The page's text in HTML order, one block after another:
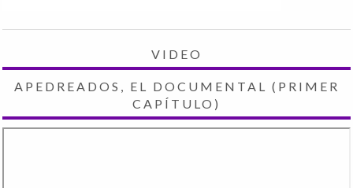
VIDEO
APEDREADOS, EL DOCUMENTAL (PRIMER
CAPÍTULO)